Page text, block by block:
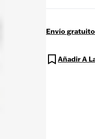
Envío
Añadir A